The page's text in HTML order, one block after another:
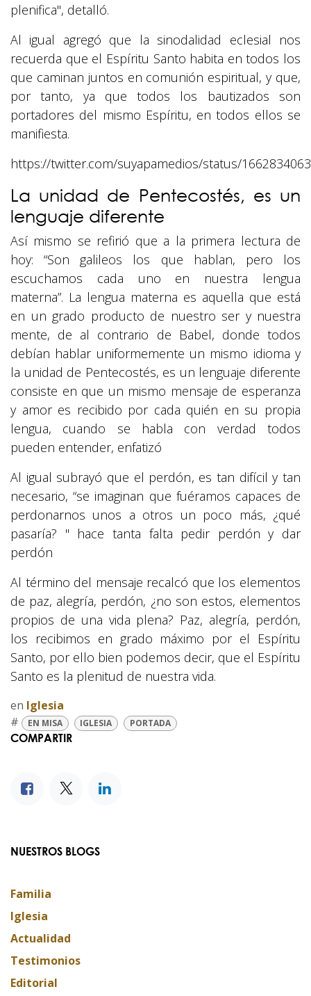
plenifica", detalló.
Al igual agregó que la sinodalidad eclesial nos
recuerda que el Espíritu Santo habita en todos los
que caminan juntos en comunión espiritual, y que,
por tanto, ya que todos los bautizados son
portadores del mismo Espíritu, en todos ellos se
manifiesta.
https://twitter.com/suyapamedios/status/
La unidad de Pentecostés, es un
lenguaje diferente
Así mismo se refirió que a la primera lectura de
hoy: “Son galileos los que hablan, pero los
escuchamos cada uno en nuestra lengua
materna”. La lengua materna es aquella que está
en un grado producto de nuestro ser y nuestra
mente, de al contrario de Babel, donde todos
debían hablar uniformemente un mismo idioma y
la unidad de Pentecostés, es un lenguaje diferente
consiste en que un mismo mensaje de esperanza
y amor es recibido por cada quién en su propia
lengua, cuando se habla con verdad todos
pueden entender, enfatizó
Al igual subrayó que el perdón, es tan difícil y tan
necesario, “se imaginan que fuéramos capaces de
perdonarnos unos a otros un poco más, ¿qué
pasaría? " hace tanta falta pedir perdón y dar
perdón
Al término del mensaje recalcó que los elementos
de paz, alegría, perdón, ¿no son estos, elementos
propios de una vida plena? Paz, alegría, perdón,
los recibimos en grado máximo por el Espíritu
Santo, por ello bien podemos decir, que el Espíritu
Santo es la plenitud de nuestra vida.
en Iglesia
#
EN MISA IGLESIA PORTADA
COMPARTIR
NUESTROS BLOGS
Familia
Iglesia
Actualidad
Testimonios
Editorial